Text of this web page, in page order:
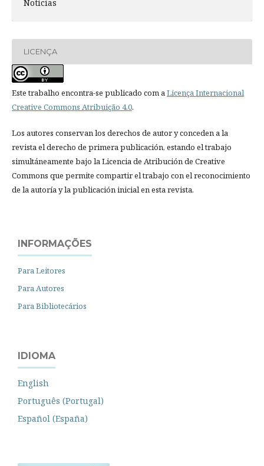
Notícias
LICENÇA
Este trabalho encontra-se publicado com a Licença Internacional
Creative Commons Atribuição 4.0.
Los autores conservan los derechos de autor y conceden a la
revista el derecho de primera publicación, estando el trabajo
simultáneamente bajo la Licencia de Atribución de Creative
Commons que permite compartir el trabajo con el reconocimiento
de la autoría y la publicación inicial en esta revista.
INFORMAÇÕES
Para Leitores
Para Autores
Para Bibliotecários
IDIOMA
English
Português (Portugal)
Español (España)